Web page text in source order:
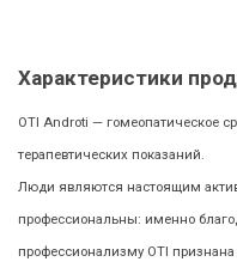
Характеристики
OTI Androti — гомеопатическое
терапевтических показаний.
Люди являются настоящим
профессиональны: именно
профессионализму OTI